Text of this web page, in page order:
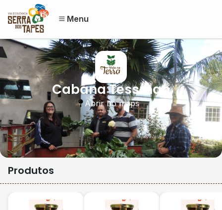
Menu
Cabana Tessman
Abrir no maps
Produtos